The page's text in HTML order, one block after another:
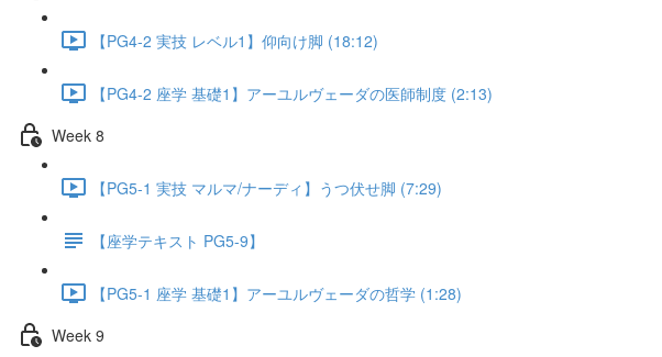
【PG4-2 実技 レベル1】仰向け脚 (18:12)
【PG4-2 座学 基礎1】アーユルヴェーダの医師制度 (2:13)
Week 8
【PG5-1 実技 マルマ/ナーディ】うつ伏せ脚 (7:29)
【座学テキスト PG5-9】
【PG5-1 座学 基礎1】アーユルヴェーダの哲学 (1:28)
Week 9